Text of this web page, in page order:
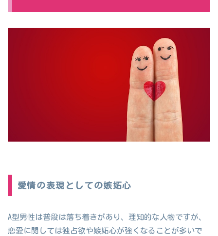
愛情の表現としての嫉妬心
A型男性は普段は落ち着きがあり、理知的な人物ですが、
恋愛に関しては独占欲や嫉妬心が強くなることが多いで